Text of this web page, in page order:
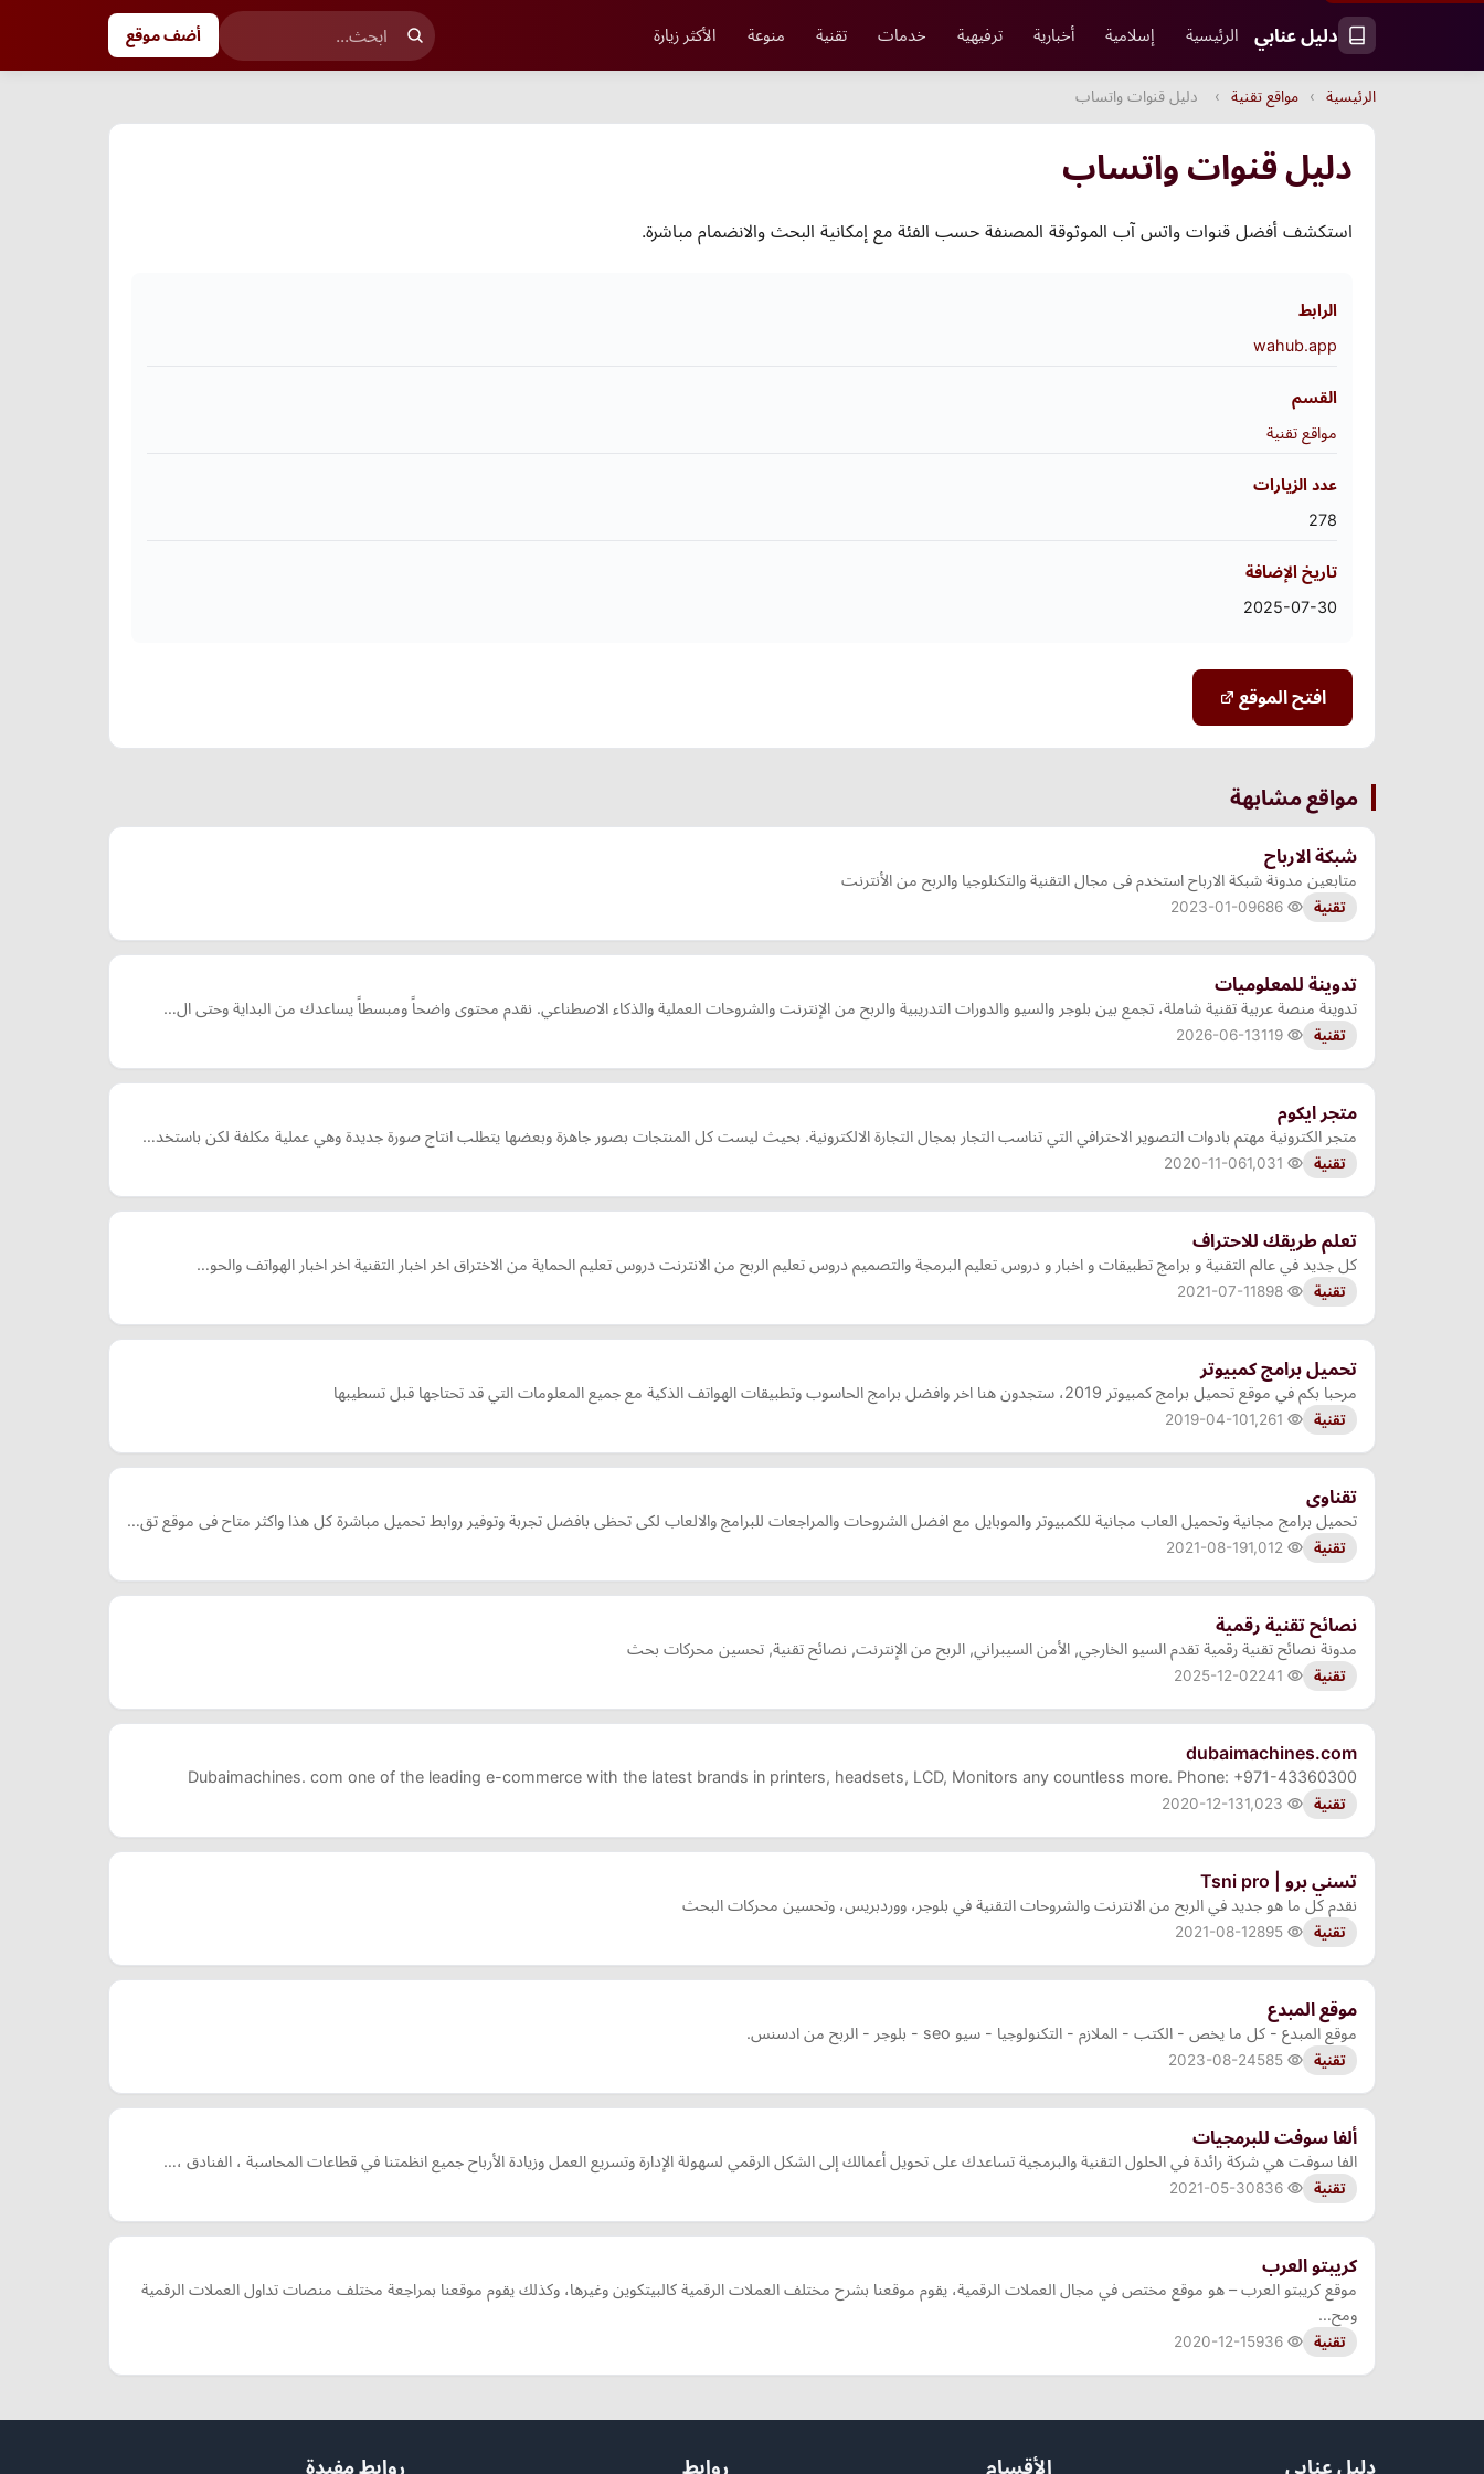
دليل عنابي الرئيسية إسلامية أخبارية ترفيهية خدمات تقنية منوعة الأكثر زيارة أضف موقع
الرئيسية › مواقع تقنية › دليل قنوات واتساب
دليل قنوات واتساب
استكشف أفضل قنوات واتس آب الموثوقة المصنفة حسب الفئة مع إمكانية البحث والانضمام مباشرة.
الرابط
wahub.app
القسم
مواقع تقنية
عدد الزيارات
278
تاريخ الإضافة
2025-07-30
افتح الموقع
مواقع مشابهة
شبكة الارباح
متابعين مدونة شبكة الارباح استخدم فى مجال التقنية والتكنلوجيا والربح من الأنترنت
تقنية 2023-01-09
تدوينة للمعلوميات
تدوينة منصة عربية تقنية شاملة، تجمع بين بلوجر والسيو والدورات التدريبية والربح من الإنترنت والشروحات العملية والذكاء الاصطناعي. نقدم محتوى واضحاً ومبسطاً يساعدك من البداية وحتى ال…
تقنية 2026-06-13
متجر ايكوم
متجر الكترونية مهتم بادوات التصوير الاحترافي التي تناسب التجار بمجال التجارة الالكترونية. بحيث ليست كل المنتجات بصور جاهزة وبعضها يتطلب انتاج صورة جديدة وهي عملية مكلفة لكن باستخد…
تقنية 2020-11-06
تعلم طريقك للاحتراف
كل جديد في عالم التقنية و برامج تطبيقات و اخبار و دروس تعليم البرمجة والتصميم دروس تعليم الربح من الانترنت دروس تعليم الحماية من الاختراق اخر اخبار التقنية اخر اخبار الهواتف والحو…
تقنية 2021-07-11
تحميل برامج كمبيوتر
مرحبا بكم في موقع تحميل برامج كمبيوتر 2019، ستجدون هنا اخر وافضل برامج الحاسوب وتطبيقات الهواتف الذكية مع جميع المعلومات التي قد تحتاجها قبل تسطيبها
تقنية 2019-04-10
تقناوى
تحميل برامج مجانية وتحميل العاب مجانية للكمبيوتر والموبايل مع افضل الشروحات والمراجعات للبرامج والالعاب لكى تحظى بافضل تجربة وتوفير روابط تحميل مباشرة كل هذا واكثر متاح فى موقع تق…
تقنية 2021-08-19
نصائح تقنية رقمية
مدونة نصائح تقنية رقمية تقدم السيو الخارجي, الأمن السيبراني, الربح من الإنترنت, نصائح تقنية, تحسين محركات بحث
تقنية 2025-12-02
dubaimachines.com
Dubaimachines. com one of the leading e-commerce with the latest brands in printers, headsets, LCD, Monitors any countless more. Phone: +971-43360300
تقنية 2020-12-13
تسني برو | Tsni pro
نقدم كل ما هو جديد في الربح من الانترنت والشروحات التقنية في بلوجر، ووردبريس، وتحسين محركات البحث
تقنية 2021-08-12
موقع المبدع
موقع المبدع - كل ما يخص - الكتب - الملازم - التكنولوجيا - سيو seo - بلوجر - الربح من ادسنس.
تقنية 2023-08-24
ألفا سوفت للبرمجيات
الفا سوفت هي شركة رائدة في الحلول التقنية والبرمجية تساعدك على تحويل أعمالك إلى الشكل الرقمي لسهولة الإدارة وتسريع العمل وزيادة الأرباح جميع انظمتنا في قطاعات المحاسبة ، الفنادق ،…
تقنية 2021-05-30
كريبتو العرب
موقع كريبتو العرب – هو موقع مختص في مجال العملات الرقمية، يقوم موقعنا بشرح مختلف العملات الرقمية كالبيتكوين وغيرها، وكذلك يقوم موقعنا بمراجعة مختلف منصات تداول العملات الرقمية
ومح…
تقنية 2020-12-15
دليل عنابي الأقسام روابط روابط مفيدة